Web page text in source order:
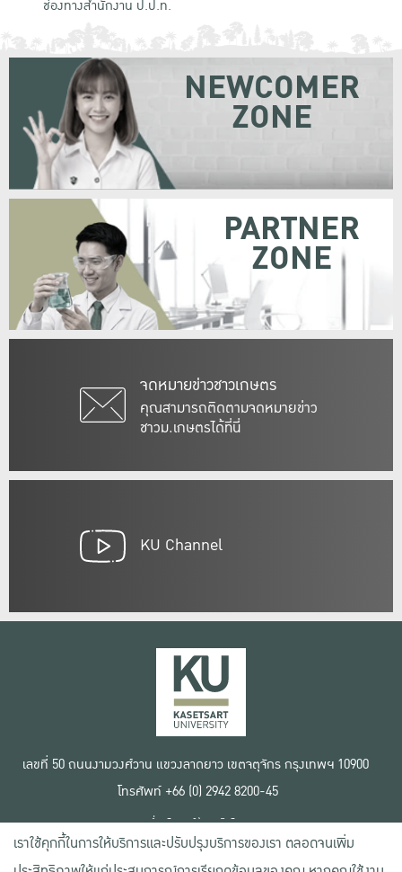
ช่องทางสำนักงาน ป.ป.ท.
จดหมายข่าวชาวเกษตร
คุณสามารถติดตามจดหมายข่าว
ชาวม.เกษตรได้ที่นี่
NEWCOMER
ZONE
PARTNER
ZONE
KU Channel
เลขที่ 50 ถนนงามวงศ์วาน แขวงลาดยาว เขตจตุจักร กรุงเทพฯ 10900
โทรศัพท์ +66 (0) 2942 8200-45
เงื่อนไขการใช้งานเว็บไซต์
ข้อตกลงด้านสิทธิ์ใช้งาน
นโยบายความเป็นส่วนตัว
เราใช้คุกกี้ในการให้บริการและปรับปรุงบริการของเรา ตลอดจนเพิ่ม